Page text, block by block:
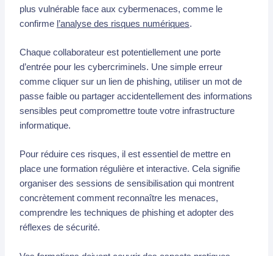
plus vulnérable face aux cybermenaces, comme le
confirme l’analyse des risques numériques.
Chaque collaborateur est potentiellement une porte
d’entrée pour les cybercriminels. Une simple erreur
comme cliquer sur un lien de phishing, utiliser un mot de
passe faible ou partager accidentellement des informations
sensibles peut compromettre toute votre infrastructure
informatique.
Pour réduire ces risques, il est essentiel de mettre en
place une formation régulière et interactive. Cela signifie
organiser des sessions de sensibilisation qui montrent
concrètement comment reconnaître les menaces,
comprendre les techniques de phishing et adopter des
réflexes de sécurité.